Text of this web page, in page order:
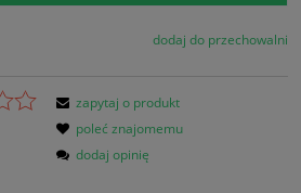
dodaj do przechowalni
zapytaj o produkt
poleć znajomemu
dodaj opinię